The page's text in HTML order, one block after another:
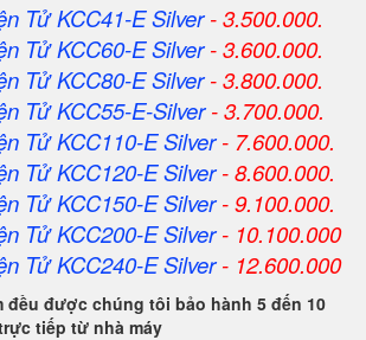
Tử KCC41-E Silver- 3.500.000.
Tử KCC60-E Silver- 3.600.000.
Tử KCC80-E Silver- 3.800.000.
Tử KCC55-E-Silver- 3.700.000.
Tử KCC110-E Silver- 7.600.000.
Tử KCC120-E Silver- 8.600.000.
Tử KCC150-E Silver- 9.100.000.
Tử KCC200-E Silver- 10.100.000
Tử KCC240-E Silver- 12.600.000
đều được chúng tôi bảo hành 5 đến 10
tiếp từ nhà máy